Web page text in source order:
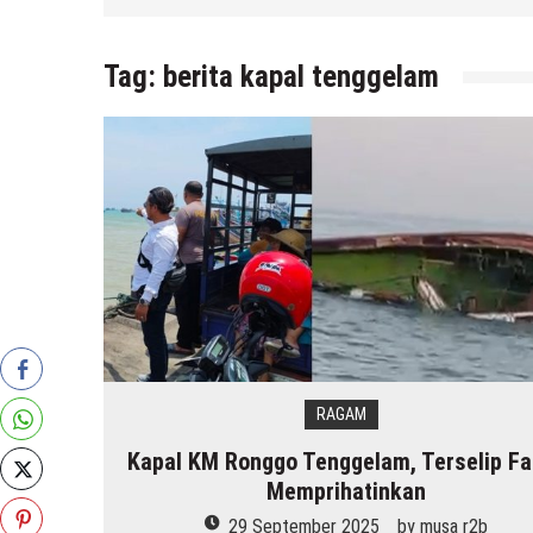
Tag: berita kapal tenggelam
RAGAM
Kapal KM Ronggo Tenggelam, Terselip
Memprihatinkan
29 September 2025 by musa r2b